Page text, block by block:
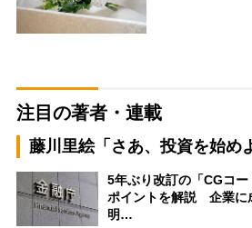
注目の著者・連載
藤川里絵「さあ、投資を始め
5年ぶり改訂の「CGコ
ポイントを解説 企業に
明…